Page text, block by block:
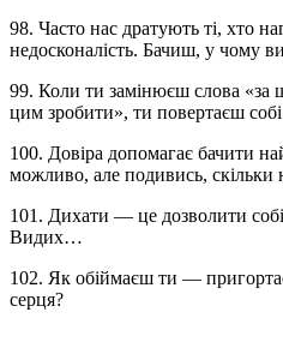
98. Часто нас дратують ті, хто
недосконалість. Бачиш, у чому
99. Коли ти замінюєш слова
цим зробити», ти повертаєш
100. Довіра допомагає бачити
можливо, але подивись, скільки
101. Дихати — це дозволити
Видих…
102. Як обіймаєш ти —
серця?